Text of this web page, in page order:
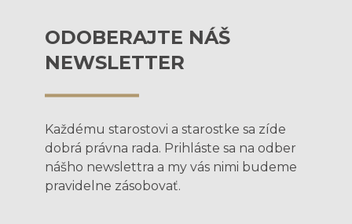
ODOBERAJTE NÁŠ
NEWSLETTER
Každému starostovi a starostke sa zíde
dobrá právna rada. Prihláste sa na odber
nášho newslettra a my vás nimi budeme
pravidelne zásobovať.